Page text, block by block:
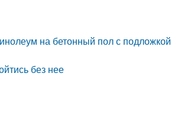
на бетонный пол с подложкой
без нее